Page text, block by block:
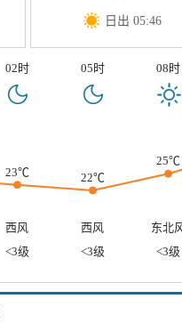
日出 05:46
02时 05时 08时
23℃ 22℃
25℃
西风 西风
东北
<3级 <3级 <3级